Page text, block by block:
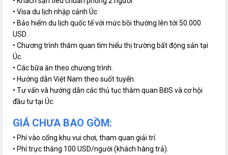
• Visa du lịch nhập cảnh Úc
• Bảo hiểm du lịch quốc tế với mức bồi thường lên tới 50.000
USD.
• Chương trình thăm quan tìm hiểu thị trường bất động sản tại
Úc.
• Các bữa ăn theo chương trình.
• Hướng dẫn Việt Nam theo suốt tuyến.
• Tư vấn và hướng dẫn các thủ tục thăm quan BĐS và cơ hội
đầu tư tại Úc.
GIÁ CHƯA BAO GỒM:
• Phí vào cổng khu vui chơi, tham quan giải trí.
• Phí trực thăng 100 USD/người (khách hàng trả).